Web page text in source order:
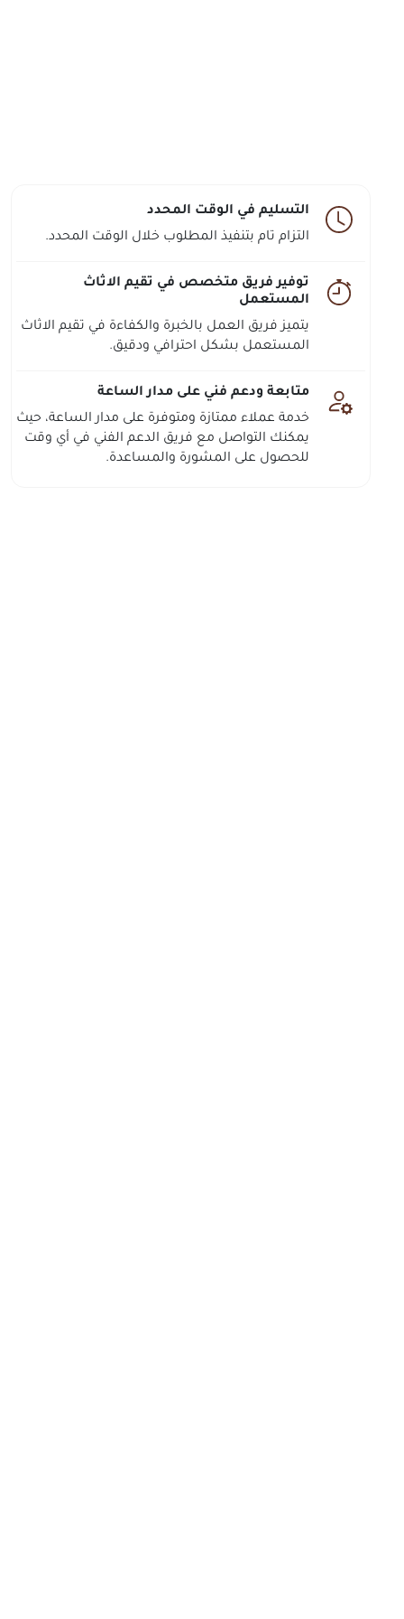
التسليم في الوقت المحدد
التزام تام بتنفيذ المطلوب خلال الوقت المحدد.
توفير فريق متخصص في تقيم الاثاث
المستعمل
يتميز فريق العمل بالخبرة والكفاءة في تقيم الاثاث
المستعمل بشكل احترافي ودقيق.
متابعة ودعم فني على مدار الساعة
خدمة عملاء ممتازة ومتوفرة على مدار الساعة، حيث
يمكنك التواصل مع فريق الدعم الفني في أي وقت
للحصول على المشورة والمساعدة.